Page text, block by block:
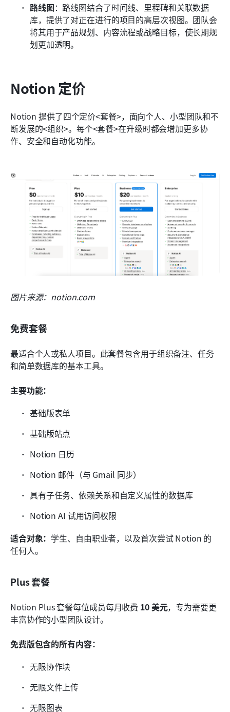
路线图：路线图结合了时间线、里程碑和关联数据
库，提供了对正在进行的项目的高层次视图。团队会
将其用于产品规划、内容流程或战略目标，使长期规
划更加透明。
Notion 定价
Notion 提供了四个定价<套餐>，面向个人、小型团队和不
断发展的<组织>。每个<套餐>在升级时都会增加更多协
作、安全和自动化功能。
图片来源：notion.com
免费套餐
最适合个人或私人项目。此套餐包含用于组织备注、任务
和简单数据库的基本工具。
主要功能：
基础版表单
基础版站点
Notion 日历
Notion 邮件（与 Gmail 同步）
具有子任务、依赖关系和自定义属性的数据库
Notion AI 试用访问权限
适合对象： 学生、自由职业者，以及首次尝试 Notion 的
任何人。
Plus 套餐
Notion Plus 套餐每位成员每月收费 10 美元，专为需要更
丰富协作的小型团队设计。
免费版包含的所有内容：
无限协作块
无限文件上传
无限图表